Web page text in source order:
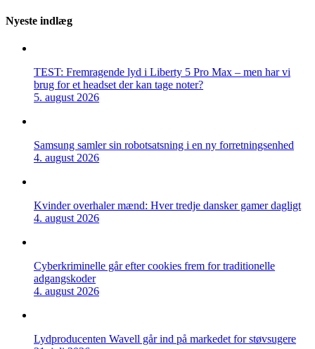
Nyeste indlæg
TEST: Fremragende lyd i Liberty 5 Pro Max – men har vi
brug for et headset der kan tage noter?
5. august 2026
Samsung samler sin robotsatsning i en ny forretningsenhed
4. august 2026
Kvinder overhaler mænd: Hver tredje dansker gamer dagligt
4. august 2026
Cyberkriminelle går efter cookies frem for traditionelle
adgangskoder
4. august 2026
Lydproducenten Wavell går ind på markedet for støvsugere